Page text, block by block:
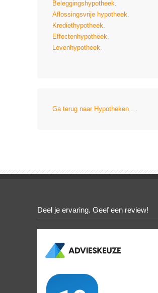
Beleggingshypotheek.
Aflossingsvrije hypotheek.
Krediethypotheek.
Effectenhypotheek.
Levenhypotheek.
Ga terug naar Hypotheken …
Deel je ervaring. Geef een review!